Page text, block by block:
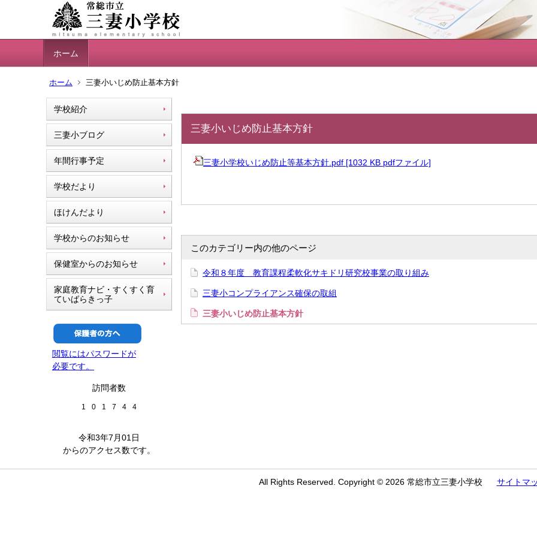
ホーム
ホーム 三妻小いじめ防止基本方針
学校紹介
三妻小ブログ
年間行事予定
学校だより
ほけんだより
学校からのお知らせ
保健室からのお知らせ
家庭教育ナビ・すくすく育
ていばらきっ子
閲覧にはパスワードが
必要です。
訪問者数
1 0 1 7 4 4
令和3年7月01日
からのアクセス数です。
三妻小いじめ防止基本方針
三妻小学校いじめ防止等基本方針.pdf [1032 KB pdfファイル]
このカテゴリー内の他のページ
令和８年度 教育課程柔軟化サキドリ研究校事業の取り組み
三妻小コンプライアンス確保の取組
三妻小いじめ防止基本方針
All Rights Reserved. Copyright © 2026 常総市立三妻小学校 サイトマ